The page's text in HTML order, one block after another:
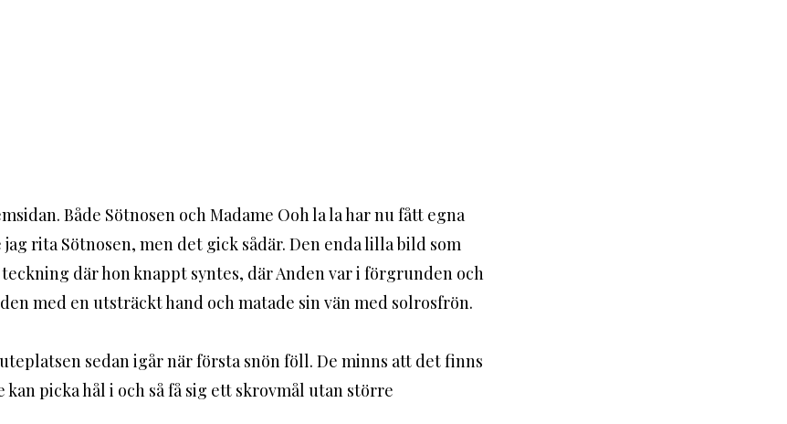
Både Sötnosen och Madame Ooh la la har nu fått egna
rita Sötnosen, men det gick sådär. Den enda lilla bild som
där hon knappt syntes, där Anden var i förgrunden och
med en utsträckt hand och matade sin vän med solrosfrön.
sedan igår när första snön föll. De minns att det finns
kan picka hål i och så få sig ett skrovmål utan större